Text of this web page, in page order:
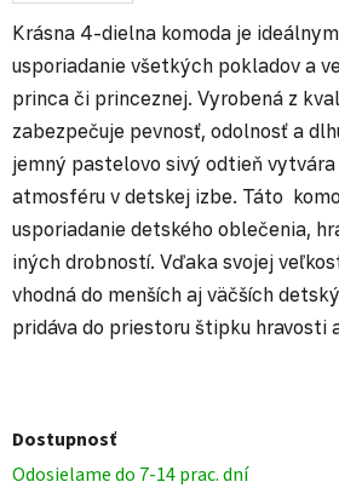
Krásna 4-dielna komoda je
usporiadanie všetkých pokladov a
princa či princeznej. Vyrobená z
zabezpečuje pevnosť, odolnosť a
jemný pastelovo sivý odtieň vytvára
atmosféru v detskej izbe. Táto
usporiadanie detského oblečenia,
iných drobností. Vďaka svojej
vhodná do menších aj väčších
pridáva do priestoru štipku hravosti
Dostupnosť
Odosielame do 7-14 prac. dní